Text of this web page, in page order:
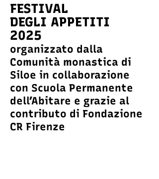
FESTIVAL
DEGLI APPETITI
2025
organizzato dalla
Comunità monastica di
Siloe in collaborazione
con Scuola Permanente
dell’Abitare e grazie al
contributo di Fondazione
CR Firenze